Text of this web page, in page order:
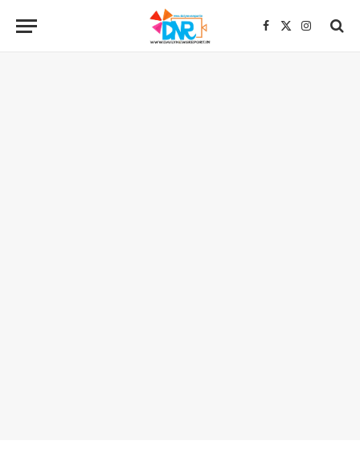
Facebook
X